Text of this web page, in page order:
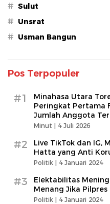
# Sulut
# Unsrat
# Usman Bangun
Pos Terpopuler
#1
Minahasa Utara
Peringkat Pertama
Jumlah Anggota
Minut | 4 Juli 2026
#2
Live TikTok dan IG,
Hatta yang Anti
Politik | 4 Januari 2024
#3
Elektabilitas
Menang Jika
Politik | 4 Januari 2024